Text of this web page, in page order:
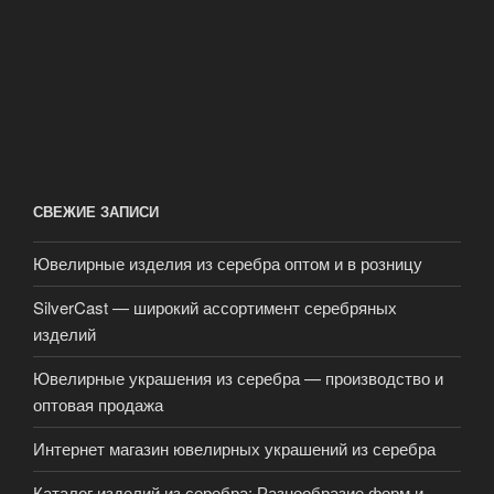
СВЕЖИЕ ЗАПИСИ
Ювелирные изделия из серебра оптом и в розницу
SilverCast — широкий ассортимент серебряных
изделий
Ювелирные украшения из серебра — производство и
оптовая продажа
Интернет магазин ювелирных украшений из серебра